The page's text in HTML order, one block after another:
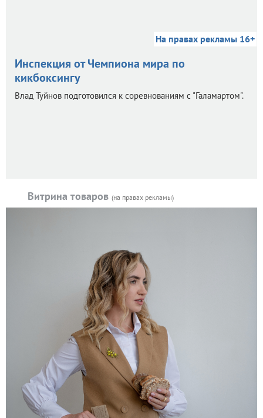
На правах рекламы 16+
Инспекция от Чемпиона мира по
кикбоксингу
Влад Туйнов подготовился к соревнованиям с "Галамартом".
Витрина товаров (на правах рекламы)